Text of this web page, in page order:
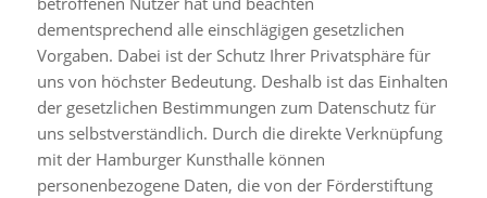
dementsprechend alle einschlägigen gesetzlichen
Vorgaben. Dabei ist der Schutz Ihrer Privatsphäre für
uns von höchster Bedeutung. Deshalb ist das Einhalten
der gesetzlichen Bestimmungen zum Datenschutz für
uns selbstverständlich. Durch die direkte Verknüpfung
mit der Hamburger Kunsthalle können
personenbezogene Daten, die von der Förderstiftung